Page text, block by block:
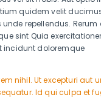
quidem velit
repellendus.
sint Quia
incidunt doloremque
nihil. Ut excepturi aut
Id qui culpa et